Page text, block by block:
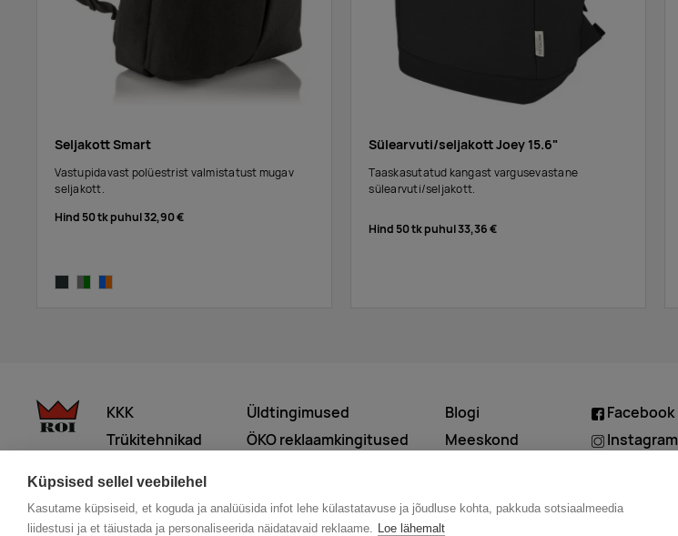
Küpsised sellel veebilehel
Kasutame küpsiseid, et koguda ja analüüsida infot lehe külastatavuse ja jõudluse kohta, pakkuda sotsiaalmeedia
liidestusi ja et täiustada ja personaliseerida näidatavaid reklaame. Loe lähemalt
Seljakott Smart
Vastupidavast polüestrist valmistatust mugav
seljakott.
Hind 50 tk puhul32,90 €
Sülearvuti/seljakott Joey 15.6"
Taaskasutatud kangast vargusevastane
sülearvuti/seljakott.
Hind 50 tk puhul33,36 €
KKK
Trükitehnikad
Üldtingimused
ÖKO reklaamkingitused
Blogi
Meeskond
Facebook
Instagram
© 2026 Roi OÜ | Kõik õigused on kaitstud.